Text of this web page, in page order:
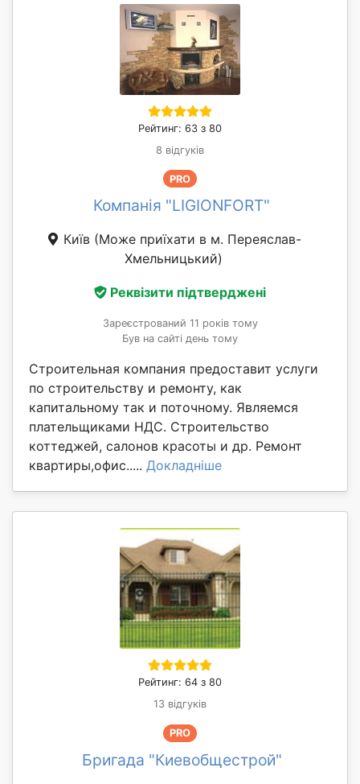
Рейтинг: 63 з 80
8 відгуків
PRO
Компанія "LIGIONFORT"
Київ (Може приїхати в м. Переяслав-
Хмельницький)
Реквізити підтверджені
Зареєстрований 11 років тому
Був на сайті день тому
Строительная компания предоставит услуги
по строительству и ремонту, как
капитальному так и поточному. Являемся
плательщиками НДС. Строительство
коттеджей, салонов красоты и др. Ремонт
квартиры,офис..... Докладніше
Рейтинг: 64 з 80
13 відгуків
PRO
Бригада "Киевобщестрой"